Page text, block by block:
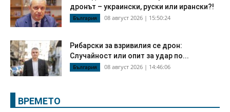
дронът – украински, руски или ирански?!
България 08 август 2026 | 15:50:24
Рибарски за взривилия се дрон:
Случайност или опит за удар по...
България 08 август 2026 | 14:46:06
ВРЕМЕТО